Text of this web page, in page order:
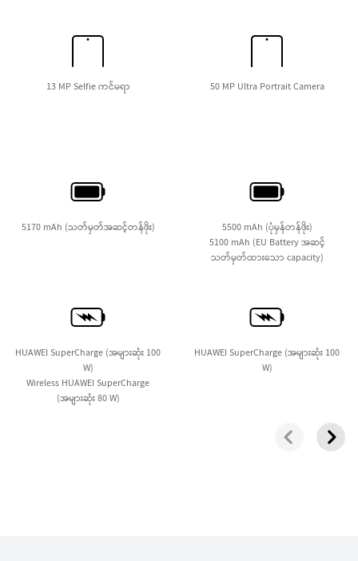
ပိုမိုလေ့လာရန်
HUAWEI nova 13
ပိုမိုလေ့လာရန်
13 MP Selfie ကင်မရာ
5170 mAh (သတ်မှတ်အဆင့်တန်ဖိုး)
HUAWEI SuperCharge (အများဆုံး 100
W)
Wireless HUAWEI SuperCharge
(အများဆုံး 80 W)
50 MP Ultra Portrait Camera
5500 mAh (ပုံမှန်တန်ဖိုး)
5100 mAh (EU Battery အဆင့်
သတ်မှတ်ထားသော capacity)
HUAWEI SuperCharge (အများဆုံး 100
W)